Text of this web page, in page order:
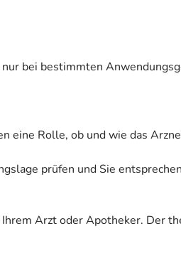
bei bestimmten
eine Rolle, ob und wie das
prüfen und Sie
Arzt oder Apotheker. Der